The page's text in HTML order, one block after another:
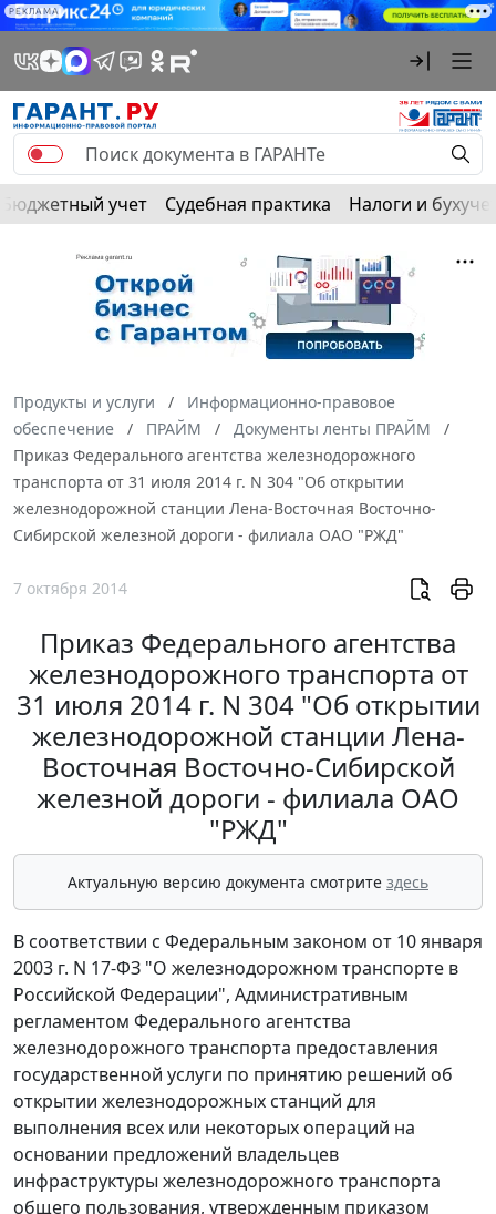
РЕКЛАМА
Бюджетный учет Судебная практика Налоги и
Продукты и услуги
Информационно-правовое
обеспечение
ПРАЙМ
Документы ленты ПРАЙМ
Приказ Федерального агентства железнодорожного
транспорта от 31 июля 2014 г. N 304 "Об открытии
железнодорожной станции Лена-Восточная Восточно-
Сибирской железной дороги - филиала ОАО "РЖД"
7 октября 2014
Приказ Федерального агентства
железнодорожного транспорта от
31 июля 2014 г. N 304 "Об открытии
железнодорожной станции Лена-
Восточная Восточно-Сибирской
железной дороги - филиала ОАО
"РЖД"
Актуальную версию документа смотрите здесь
В соответствии с Федеральным законом от 10 января
2003 г. N 17-ФЗ "О железнодорожном транспорте в
Российской Федерации", Административным
регламентом Федерального агентства
железнодорожного транспорта предоставления
государственной услуги по принятию решений об
открытии железнодорожных станций для
выполнения всех или некоторых операций на
основании предложений владельцев
инфраструктуры железнодорожного транспорта
общего пользования, утвержденным приказом